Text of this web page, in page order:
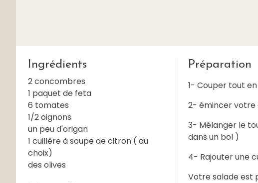
Ingrédients
2 concombres
1 paquet de feta
6 tomates
1/2 oignons
un peu d'origan
1 cuillère à soupe de citron ( au
choix)
des olives
Préparation
1- Couper tout
2- émincer votre
3- Mélanger le
dans un bol )
4- Rajouter une
Votre salade est